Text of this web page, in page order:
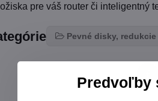
pre váš router či inteligentný
Pevné disky, redukcie
Predvoľby